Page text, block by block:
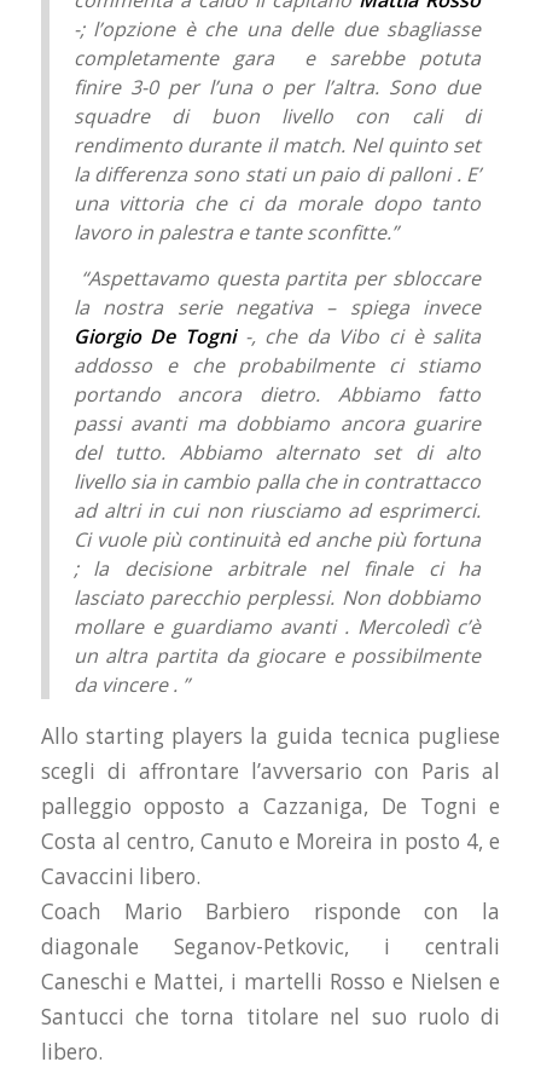
-; l’opzione è che una delle due sbagliasse
completamente gara e sarebbe potuta
finire 3-0 per l’una o per l’altra. Sono due
squadre di buon livello con cali di
rendimento durante il match. Nel quinto set
la differenza sono stati un paio di palloni . E’
una vittoria che ci da morale dopo tanto
lavoro in palestra e tante sconfitte.”
“Aspettavamo questa partita per sbloccare
la nostra serie negativa – spiega invece
Giorgio De Togni-, che da Vibo ci è salita
addosso e che probabilmente ci stiamo
portando ancora dietro. Abbiamo fatto
passi avanti ma dobbiamo ancora guarire
del tutto. Abbiamo alternato set di alto
livello sia in cambio palla che in contrattacco
ad altri in cui non riusciamo ad esprimerci.
Ci vuole più continuità ed anche più fortuna
; la decisione arbitrale nel finale ci ha
lasciato parecchio perplessi. Non dobbiamo
mollare e guardiamo avanti . Mercoledì c’è
un altra partita da giocare e possibilmente
da vincere . ”
Allo starting players la guida tecnica pugliese
scegli di affrontare l’avversario con Paris al
palleggio opposto a Cazzaniga, De Togni e
Costa al centro, Canuto e Moreira in posto 4, e
Cavaccini libero.
Coach Mario Barbiero risponde con la
diagonale Seganov-Petkovic, i centrali
Caneschi e Mattei, i martelli Rosso e Nielsen e
Santucci che torna titolare nel suo ruolo di
libero.